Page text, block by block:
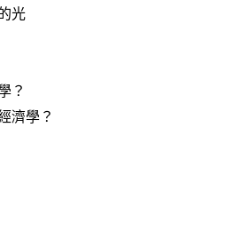
光
？
濟學？